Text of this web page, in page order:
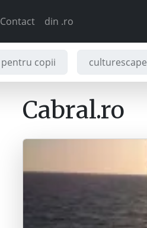
Contact din .ro
pentru copii culturescape
Cabral.ro